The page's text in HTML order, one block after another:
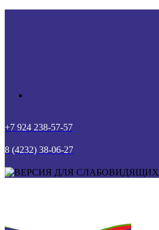
+7 924 238-57-57
8 (4232) 38-06-27